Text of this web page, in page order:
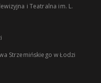
i Teatralna im. L.
Strzemińskiego w Łodzi